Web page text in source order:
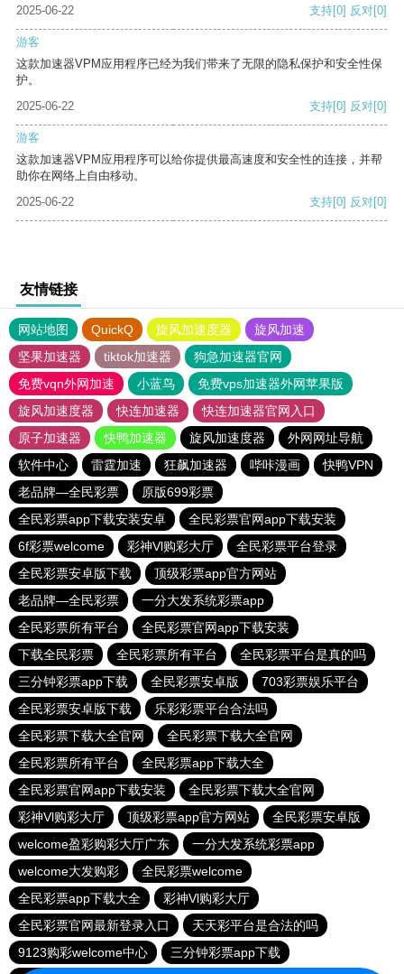
2025-06-22 支持[0] 反对[0]
游客
这款加速器VPM应用程序已经为我们带来了无限的隐私保护和安全性保
护。
2025-06-22
支持[0] 反对[0]
游客
这款加速器VPM应用程序可以给你提供最高速度和安全性的连接，并帮
助你在网络上自由移动。
2025-06-22
支持[0] 反对[0]
友情链接
网站地图 QuickQ 旋风加速度器
旋风加速
坚果加速器
tiktok加速器
狗急加速器官网
免费vqn外网加速
小蓝鸟
免费vps加速器外网苹果版
旋风加速度器
快连加速器
快连加速器官网入口
原子加速器
快鸭加速器 旋风加速度器
外网网址导航
软件中心
雷霆加速 狂飙加速器 哔咔漫画
快鸭VPN
老品牌—全民彩票
原版699彩票
全民彩票app下载安装安卓
全民彩票官网app下载安装
6f彩票welcome
彩神Vl购彩大厅
全民彩票平台登录
全民彩票安卓版下载
顶级彩票app官方网站
老品牌—全民彩票
一分大发系统彩票app
全民彩票所有平台
全民彩票官网app下载安装
下载全民彩票
全民彩票所有平台
全民彩票平台是真的吗
三分钟彩票app下载
全民彩票安卓版
703彩票娱乐平台
全民彩票安卓版下载
乐彩彩票平台合法吗
全民彩票下载大全官网
全民彩票下载大全官网
全民彩票所有平台
全民彩票app下载大全
全民彩票官网app下载安装
全民彩票下载大全官网
彩神Vl购彩大厅
顶级彩票app官方网站
全民彩票安卓版
welcome盈彩购彩大厅广东
一分大发系统彩票app
welcome大发购彩
全民彩票welcome
全民彩票app下载大全
彩神Vl购彩大厅
全民彩票官网最新登录入口
天天彩平台是合法的吗
9123购彩welcome中心
三分钟彩票app下载